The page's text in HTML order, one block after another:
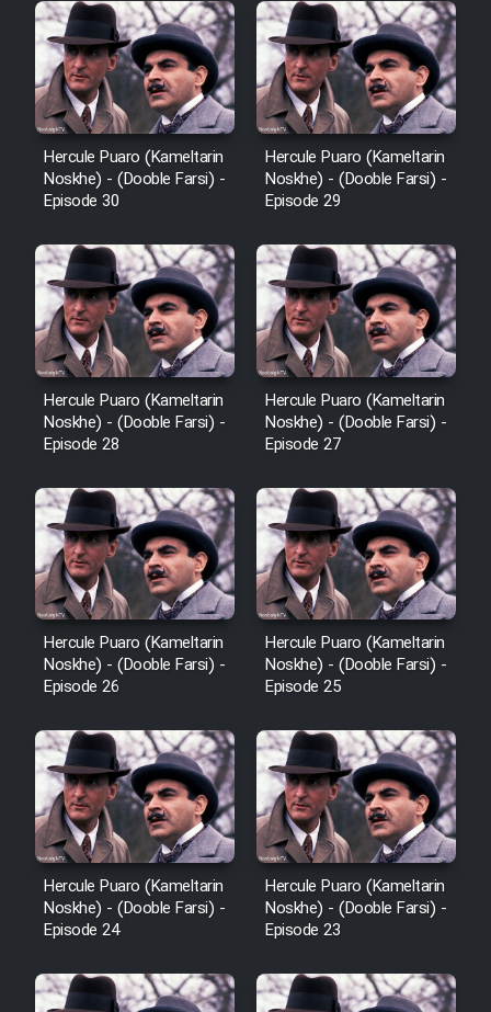
Film Fani
Cartoon Galiver - Kamel
(Dooble Farsi)
Film Shire Talayi (Dooble
Farsi)
Film Aseman Kharashe
Jahanami (Dooble Farsi)
Film Dastbord Be Bank (Dooble
Farsi)
Film Alpagoor (Dooble Farsi)
Film Herfeyi (Dooble Farsi)
Mostanad Margbartarin
Heyvanat Donya - Dooble Farsi
Film Toofangar (Dooble Farsi)
Film Velgarde Vahshi (Dooble
Hercule Puaro (Kameltarin
Noskhe) - (Dooble Farsi) -
Episode 30
Hercule Puaro (Kameltarin
Noskhe) - (Dooble Farsi) -
Episode 29
Hercule Puaro (Kameltarin
Noskhe) - (Dooble Farsi) -
Episode 28
Hercule Puaro (Kameltarin
Noskhe) - (Dooble Farsi) -
Episode 27
Hercule Puaro (Kameltarin
Noskhe) - (Dooble Farsi) -
Episode 26
Hercule Puaro (Kameltarin
Noskhe) - (Dooble Farsi) -
Episode 25
Hercule Puaro (Kameltarin
Noskhe) - (Dooble Farsi) -
Episode 24
Hercule Puaro (Kameltarin
Noskhe) - (Dooble Farsi) -
Episode 23